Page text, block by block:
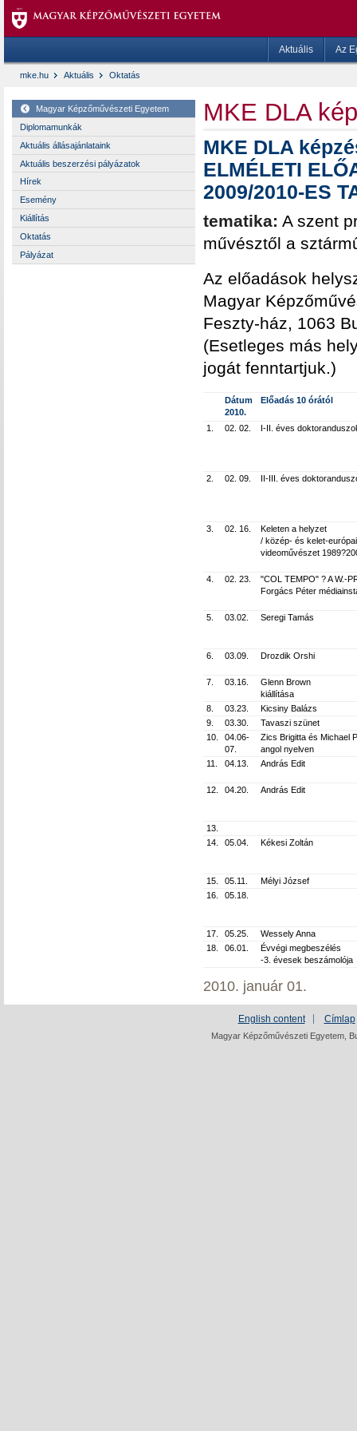
Aktuális Az
mke.hu Aktuális Oktatás
Magyar Képzőművészeti Egyetem
Diplomamunkák
Aktuális állásajánlataink
Aktuális beszerzési pályázatok
Hírek
Esemény
Kiállítás
Oktatás
Pályázat
MKE DLA
MKE DLA
ELMÉLETI
2009/2010-ES
tematika: A szent
művésztől a
Az előadások
Magyar
Feszty-ház, 1063
(Esetleges más
jogát fenntartjuk.)
Dátum
2010.
Előadás 10 órától
1. 02. 02. I-II. éves
2. 02. 09. II-III. éves
3. 02. 16.
Keleten a helyzet
/ közép- és kelet-európai
videoművészet
4. 02. 23.
"COL TEMPO" ? A W.-
Forgács Péter
5. 03.02. Seregi Tamás
6. 03.09. Drozdik Orshi
7. 03.16.
Glenn Brown
kiállítása
8.
03.23.
Kicsiny Balázs
9.
03.30.
Tavaszi szünet
10.
04.06-
07.
Zics Brigitta és Michael
angol nyelven
11.
04.13. András Edit
12. 04.20. András Edit
13.
14.
05.04. Kékesi Zoltán
15. 05.11.
Mélyi József
16.
05.18.
17. 05.25.
Wessely Anna
18.
06.01.
Évvégi megbeszélés
-3. évesek beszámolója
2010. január 01.
English content Címlap
Magyar Képzőművészeti Egyetem,